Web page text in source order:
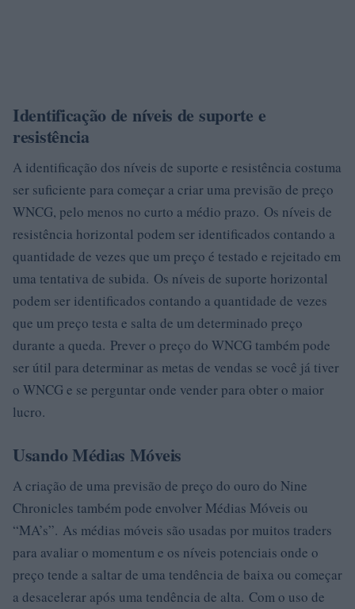
Identificação de níveis de suporte e
resistência
A identificação dos níveis de suporte e resistência costuma
ser suficiente para começar a criar uma previsão de preço
WNCG, pelo menos no curto a médio prazo. Os níveis de
resistência horizontal podem ser identificados contando a
quantidade de vezes que um preço é testado e rejeitado em
uma tentativa de subida. Os níveis de suporte horizontal
podem ser identificados contando a quantidade de vezes
que um preço testa e salta de um determinado preço
durante a queda. Prever o preço do WNCG também pode
ser útil para determinar as metas de vendas se você já tiver
o WNCG e se perguntar onde vender para obter o maior
lucro.
Usando Médias Móveis
A criação de uma previsão de preço do ouro do Nine
Chronicles também pode envolver Médias Móveis ou
“MA’s”. As médias móveis são usadas por muitos traders
para avaliar o momentum e os níveis potenciais onde o
preço tende a saltar de uma tendência de baixa ou começar
a desacelerar após uma tendência de alta. Com o uso de